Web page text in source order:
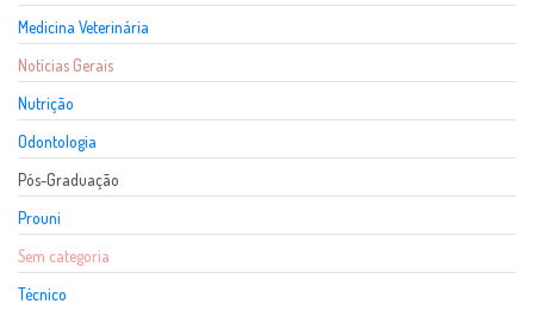
Medicina Veterinária
Notícias Gerais
Nutrição
Odontologia
Pós-Graduação
Prouni
Sem categoria
Técnico